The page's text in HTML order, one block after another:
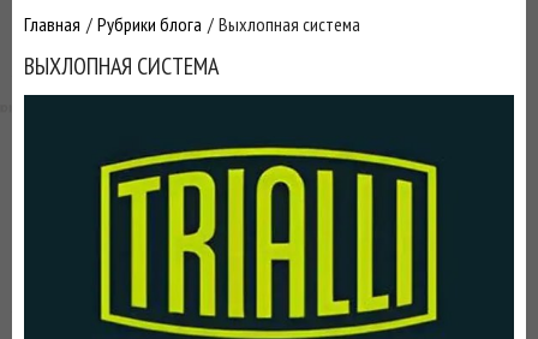
Главная Рубрики блога Выхлопная система
ВЫХЛОПНАЯ СИСТЕМА